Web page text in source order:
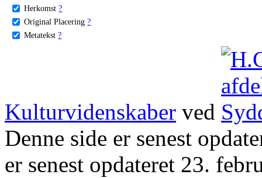
Herkomst ?
Original Placering ?
Metatekst ?
Kulturvidenskaber ved
Denne side er senest
er senest opdateret 23.